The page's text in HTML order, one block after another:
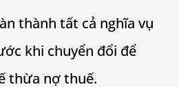
thành tất cả nghĩa vụ
khi chuyển đổi để
thừa nợ thuế.